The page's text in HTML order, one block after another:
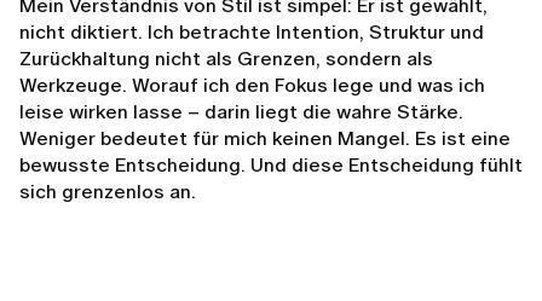
Mein Verständnis von Stil ist simpel: Er ist gewählt,
nicht diktiert. Ich betrachte Intention, Struktur und
Zurückhaltung nicht als Grenzen, sondern als
Werkzeuge. Worauf ich den Fokus lege und was ich
leise wirken lasse – darin liegt die wahre Stärke.
Weniger bedeutet für mich keinen Mangel. Es ist eine
bewusste Entscheidung. Und diese Entscheidung fühlt
sich grenzenlos an.